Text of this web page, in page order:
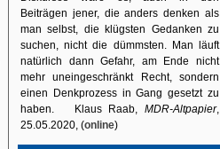
Beiträgen jener, die anders denken als
man selbst, die klügsten Gedanken zu
suchen, nicht die dümmsten. Man läuft
natürlich dann Gefahr, am Ende nicht
mehr uneingeschränkt Recht, sondern
einen Denkprozess in Gang gesetzt zu
haben. Klaus Raab, MDR-Altpapier,
25.05.2020, (online)